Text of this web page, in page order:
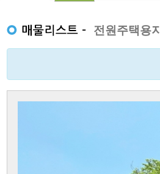
전원주택용